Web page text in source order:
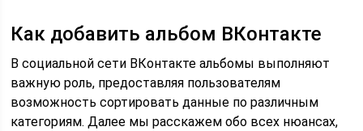
Как добавить альбом ВКонтакте
В социальной сети ВКонтакте альбомы выполняют
важную роль, предоставляя пользователям
возможность сортировать данные по различным
категориям. Далее мы расскажем обо всех нюансах,